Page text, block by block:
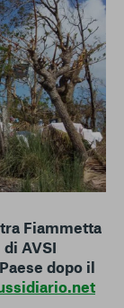
può
il suo
scelte”, la
Se non è
pulsante
informazioni, è
Fiammetta
AVSI
dopo il